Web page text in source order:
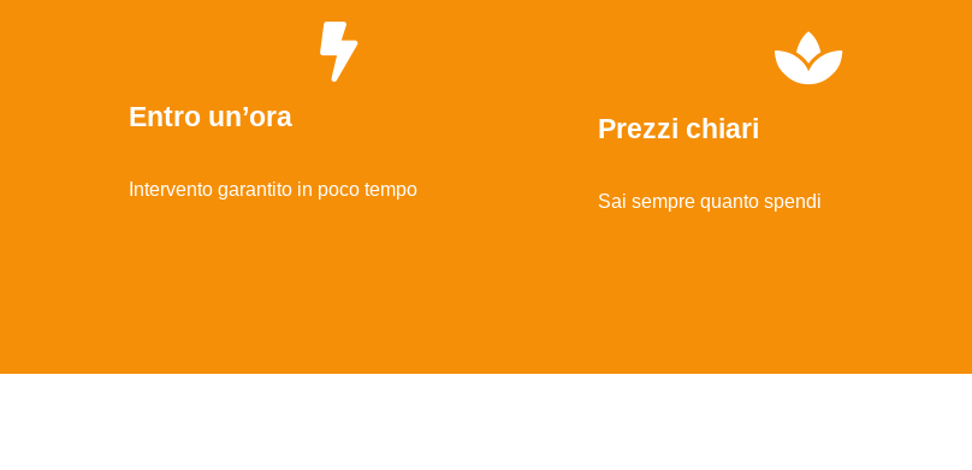
Entro un’ora
Intervento garantito in poco tempo
Prezzi chiari
Sai sempre quanto spendi